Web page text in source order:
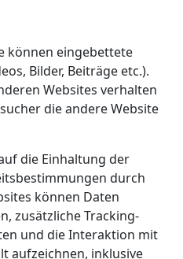
können eingebettete
Bilder, Beiträge etc.).
Websites verhalten
die andere Website
die Einhaltung der
durch
können Daten
zusätzliche Tracking-
und die Interaktion mit
aufzeichnen, inklusive